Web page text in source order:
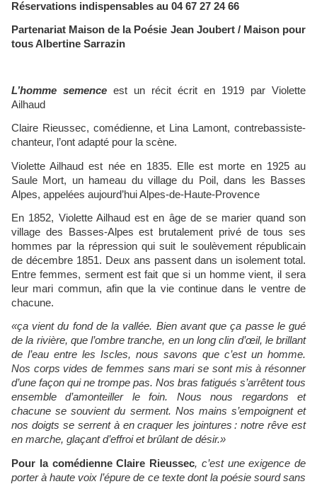
Réservations indispensables au 04 67 27 24 66
Partenariat Maison de la Poésie Jean Joubert / Maison pour
tous Albertine Sarrazin
L’homme semence est un récit écrit en 1919 par Violette
Ailhaud
Claire Rieussec, comédienne, et Lina Lamont, contrebassiste-
chanteur, l’ont adapté pour la scène.
Violette Ailhaud est née en 1835. Elle est morte en 1925 au
Saule Mort, un hameau du village du Poil, dans les Basses
Alpes, appelées aujourd’hui Alpes-de-Haute-Provence
En 1852, Violette Ailhaud est en âge de se marier quand son
village des Basses-Alpes est brutalement privé de tous ses
hommes par la répression qui suit le soulèvement républicain
de décembre 1851. Deux ans passent dans un isolement total.
Entre femmes, serment est fait que si un homme vient, il sera
leur mari commun, afin que la vie continue dans le ventre de
chacune.
«ça vient du fond de la vallée. Bien avant que ça passe le gué
de la rivière, que l’ombre tranche, en un long clin d’œil, le brillant
de l’eau entre les Iscles, nous savons que c’est un homme.
Nos corps vides de femmes sans mari se sont mis à résonner
d’une façon qui ne trompe pas. Nos bras fatigués s’arrêtent tous
ensemble d’amonteiller le foin. Nous nous regardons et
chacune se souvient du serment. Nos mains s’empoignent et
nos doigts se serrent à en craquer les jointures : notre rêve est
en marche, glaçant d’effroi et brûlant de désir.»
Pour la comédienne Claire Rieussec, c’est une exigence de
porter à haute voix l’épure de ce texte dont la poésie sourd sans